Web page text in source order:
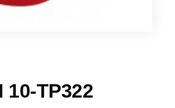
10-TP322